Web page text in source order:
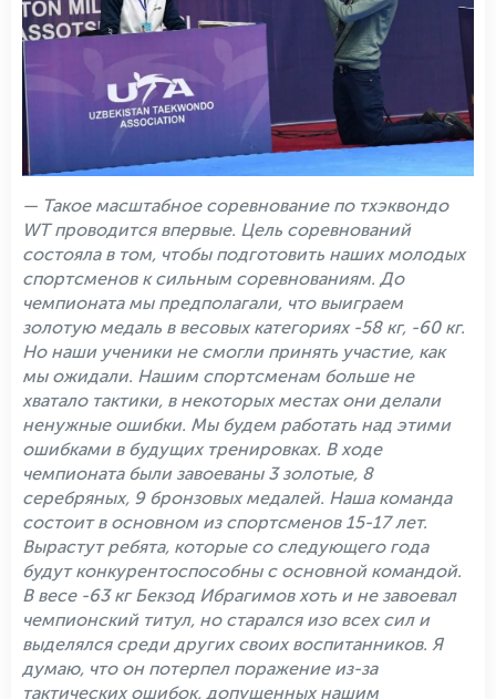
— Такое масштабное соревнование по тхэквондо
WT проводится впервые. Цель соревнований
состояла в том, чтобы подготовить наших молодых
спортсменов к сильным соревнованиям. До
чемпионата мы предполагали, что выиграем
золотую медаль в весовых категориях -58 кг, -60 кг.
Но наши ученики не смогли принять участие, как
мы ожидали. Нашим спортсменам больше не
хватало тактики, в некоторых местах они делали
ненужные ошибки. Мы будем работать над этими
ошибками в будущих тренировках. В ходе
чемпионата были завоеваны 3 золотые, 8
серебряных, 9 бронзовых медалей. Наша команда
состоит в основном из спортсменов 15-17 лет.
Вырастут ребята, которые со следующего года
будут конкурентоспособны с основной командой.
В весе -63 кг Бекзод Ибрагимов хоть и не завоевал
чемпионский титул, но старался изо всех сил и
выделялся среди других своих воспитанников. Я
думаю, что он потерпел поражение из-за
тактических ошибок, допущенных нашим